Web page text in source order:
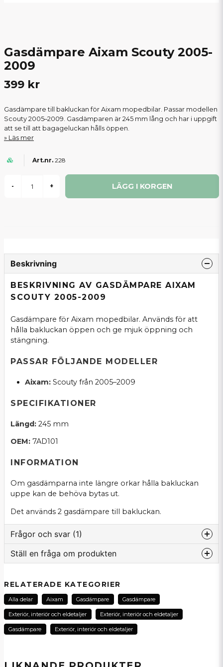
Gasdämpare Aixam Scouty 2005-
2009
399 kr
Gasdämpare till bakluckan för Aixam mopedbilar. Passar modellen
Scouty 2005–2009. Gasdämparen är 245 mm lång och har i uppgift
att se till att bagageluckan hålls öppen.
Läs mer
228
- + LÄGG I KORGEN
Beskrivning
BESKRIVNING AV GASDÄMPARE AIXAM
SCOUTY 2005-2009
Gasdämpare för Aixam mopedbilar. Används för att
hålla bakluckan öppen och ge mjuk öppning och
stängning.
PASSAR FÖLJANDE MODELLER
Aixam:Scouty från 2005–2009
SPECIFIKATIONER
Längd: 245 mm
OEM: 7AD101
INFORMATION
Om gasdämparna inte längre orkar hålla bakluckan
uppe kan de behöva bytas ut.
Det används 2 gasdämpare till bakluckan.
Frågor och svar (1)
Butiken svarade
Tack för din fråga! Ja, det stämmer. Priset för
gasdämparna gäller per stk.
Ställ en fråga om produkten
Fråga oss om denna produkt...
name
Namn
RELATERADE KATEGORIER
Alla delar Aixam Gasdämpare Gasdämpare
Exteriör, interiör och eldetaljer Exteriör, interiör och eldetaljer
Gasdämpare Exteriör, interiör och eldetaljer